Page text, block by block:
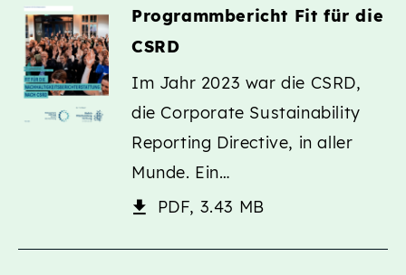
Programmbericht Fit für die
CSRD
Im Jahr 2023 war die CSRD,
die Corporate Sustainability
Reporting Directive, in aller
Munde. Ein…
PDF, 3.43 MB